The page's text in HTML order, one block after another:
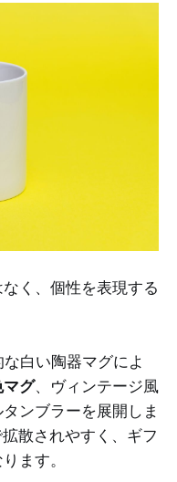
く、個性を表現する
白い陶器マグによ
グ、ヴィンテージ風
ンブラーを展開しま
散されやすく、ギフ
ます。